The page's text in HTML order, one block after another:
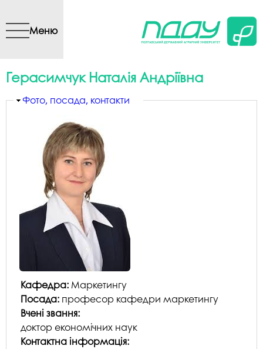
вмісту
Меню
Герасимчук Наталія Андріївна
ПриховатиФото, посада, контакти
Кафедра: Маркетингу
Посада: професор кафедри маркетингу
Вчені звання:
доктор економічних наук
Контактна інформація: